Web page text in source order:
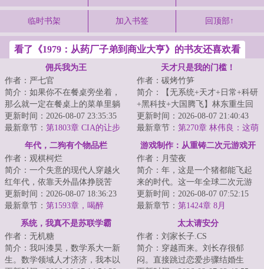
临时书架 加入书签 回顶部↑
看了《1979：从药厂子弟到商业大亨》的书友还喜欢看
佣兵我为王
作者：严七官
简介：如果你不在餐桌旁坐着，
那么就一定在餐桌上的菜单里躺
着。如果你一无所有，那么你的
命就是你唯一的...
更新时间：2026-08-07 23:35:35
最新章节： 第1803章 CIA的让步
天才只是我的门槛！
作者：碳烤竹笋
简介：【无系统+天才+日常+科研
+黑科技+大国腾飞】林东重生回
到幼儿时期。一个强大的灵魂，
住进一具幼小...
更新时间：2026-08-07 21:40:43
最新章节： 第270章 林伟良：这萌
王，什么东西？
年代，二狗有个物品栏
作者：观棋柯烂
简介：一个失意的现代人穿越火
红年代，依靠天外晶体挣脱苦
难，拥抱幸福，享受美好人生的
故事。...
更新时间：2026-08-07 18:36:23
最新章节： 第1593章，喝醉
游戏制作：从重铸二次元游戏开
作者：月莹夜
简介：年，这是一个猪都能飞起
来的时代。这一年全球二次元游
戏市场突破百亿美元。《崩坏》
《明日方舟》《...
更新时间：2026-08-07 07:52:15
最新章节： 第1424章 8月
系统，我真不是苏联学霸
作者：无机糖
简介：我叫漆昊，数学系大一新
生。数学领域人才济济，我本以
太太请安分
作者：刘家长子.CS
简介：穿越而来。刘长存很郁
闷。直接跳过恋爱步骤结婚生